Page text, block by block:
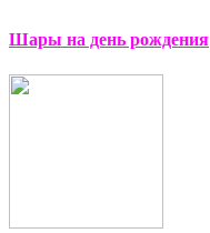
Шары на день рождения